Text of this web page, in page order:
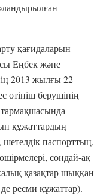
қағидаларын
Еңбек және
2013 жылғы 22
өтініш берушінің
құжаттардың
шетелдік паспорттың,
сондай-ақ
қазақтар шыққан
де ресми құжаттар).